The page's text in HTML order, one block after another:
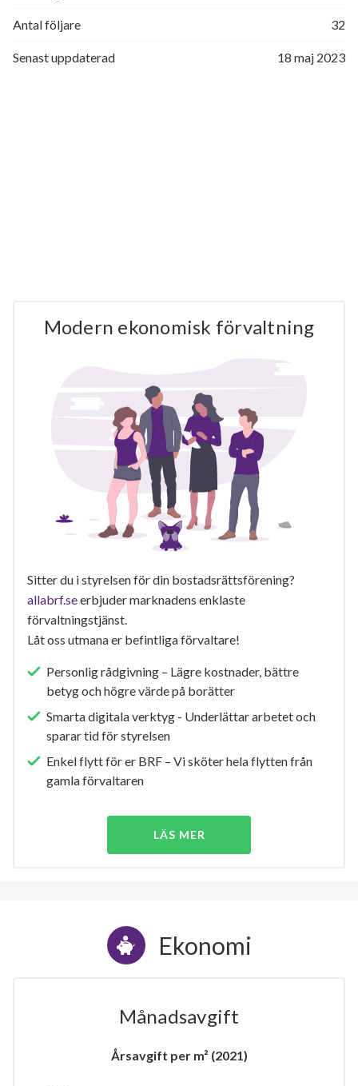
Antal följare 32
Senast uppdaterad 18 maj 2023
Modern ekonomisk förvaltning
Sitter du i styrelsen för din bostadsrättsförening?
allabrf.seerbjuder marknadens enklaste
förvaltningstjänst.
Låt oss utmana er befintliga förvaltare!
Personlig rådgivning – Lägre kostnader, bättre
betyg och högre värde på borätter
Smarta digitala verktyg - Underlättar arbetet och
sparar tid för styrelsen
Enkel flytt för er BRF – Vi sköter hela flytten från
gamla förvaltaren
LÄS MER
Ekonomi
Månadsavgift
Årsavgift per m² (2021)